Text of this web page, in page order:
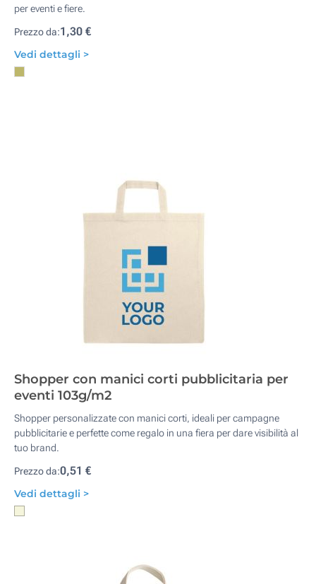
per eventi e fiere.
Prezzo da:1,30 €
Vedi dettagli >
Shopper con manici corti pubblicitaria per
eventi 103g/m2
Shopper personalizzate con manici corti, ideali per campagne
pubblicitarie e perfette come regalo in una fiera per dare visibilità al
tuo brand.
Prezzo da:0,51 €
Vedi dettagli >